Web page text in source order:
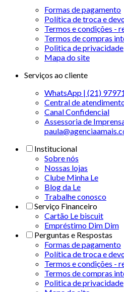
Formas de pagamento
Política de troca e
Termos e condições -
Termos de compras
Politica de privacidade
Mapa do site
Serviços ao cliente
WhatsApp | (21)
Central de
Canal Confidencial
Assessoria de
Institucional
Sobre nós
Nossas lojas
Clube Minha Le
Blog da Le
Trabalhe conosco
Serviço Financeiro
Cartão Le biscuit
Empréstimo Dim Dim
Perguntas e Respostas
Formas de pagamento
Política de troca e
Termos e condições -
Termos de compras
Politica de privacidade